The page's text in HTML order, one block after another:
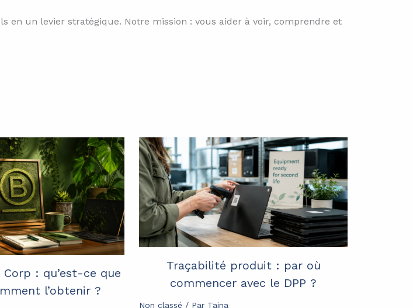
un levier stratégique. Notre mission : vous aider à voir, comprendre et
: qu’est-ce que
l’obtenir ?
Traçabilité produit : par où
commencer avec le DPP ?
Non classé / Par Tajna